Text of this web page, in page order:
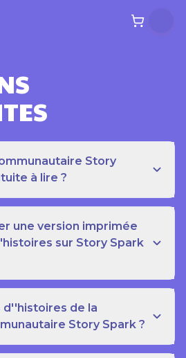
Story
à lire ?
une version imprimée
sur Story Spark
d''histoires de la
Story Spark ?